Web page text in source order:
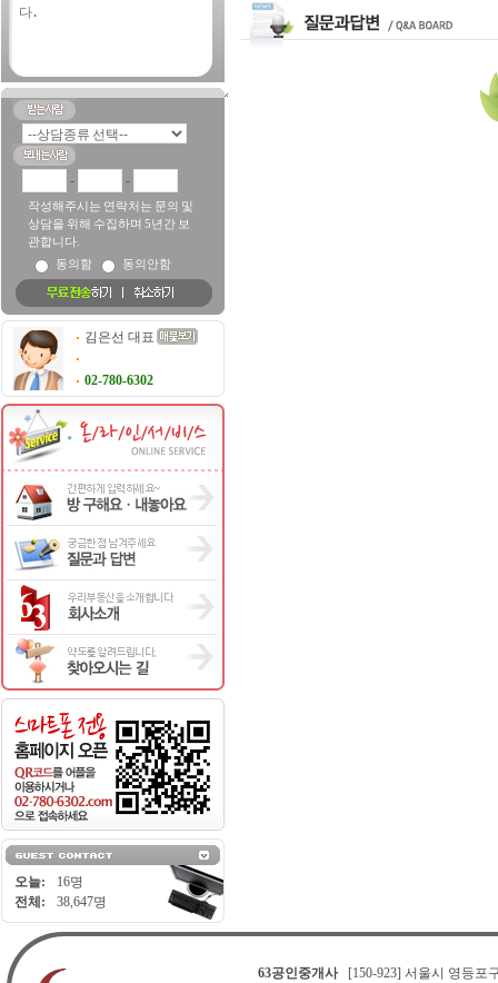
- -
작성해주시는 연락처는 문의 및
상담을 위해 수집하며 5년간 보
관합니다.
동의함
동의안함
김은선 대표
02-780-6302
오늘:
16명
전체:
38,647명
63공인중개사[150-923] 서울시 영등포